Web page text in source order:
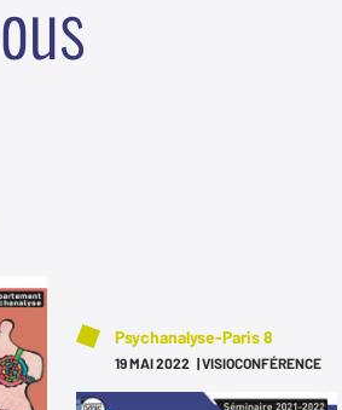
ous
Psychanalyse-Paris 8
19 MAI 2022 | VISIOCONFÉRENCE